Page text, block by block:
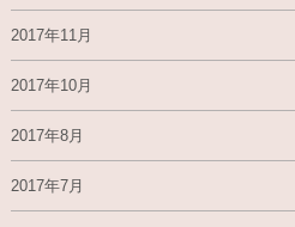
2017年11月
2017年10月
2017年8月
2017年7月